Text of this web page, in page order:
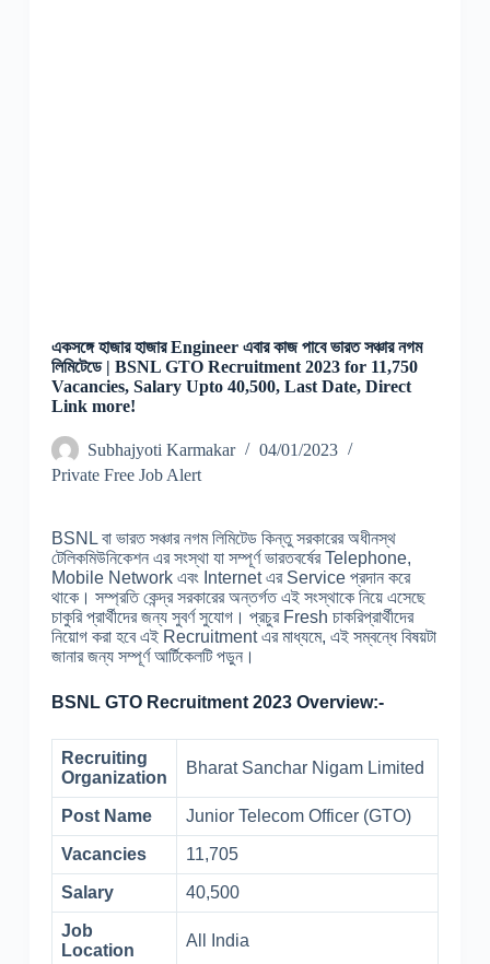
একসঙ্গে হাজার হাজার Engineer এবার কাজ পাবে ভারত সঞ্চার নগম
লিমিটেডে | BSNL GTO Recruitment 2023 for 11,750
Vacancies, Salary Upto 40,500, Last Date, Direct
Link more!
Subhajyoti Karmakar
04/01/2023
Private Free Job Alert
BSNL বা ভারত সঞ্চার নগম লিমিটেড কিন্তু সরকারের অধীনস্থ
টেলিকমিউনিকেশন এর সংস্থা যা সম্পূর্ণ ভারতবর্ষের Telephone,
Mobile Network এবং Internet এর Service প্রদান করে
থাকে। সম্প্রতি কেন্দ্র সরকারের অন্তর্গত এই সংস্থাকে নিয়ে এসেছে
চাকুরি প্রার্থীদের জন্য সুবর্ণ সুযোগ। প্রচুর Fresh চাকরিপ্রার্থীদের
নিয়োগ করা হবে এই Recruitment এর মাধ্যমে, এই সম্বন্ধে বিষয়টা
জানার জন্য সম্পূর্ণ আর্টিকেলটি পড়ুন।
BSNL GTO Recruitment 2023 Overview:-
Recruiting
Organization
Bharat Sanchar Nigam Limited
Post Name Junior Telecom Officer (GTO)
Vacancies 11,705
Salary 40,500
Job
Location
All India